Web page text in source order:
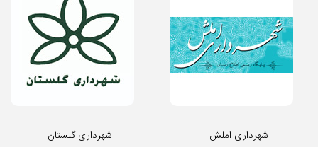
شهرداری گلستان شهرداری املش